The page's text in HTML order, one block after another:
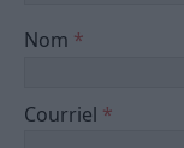
Nom *
Courriel *